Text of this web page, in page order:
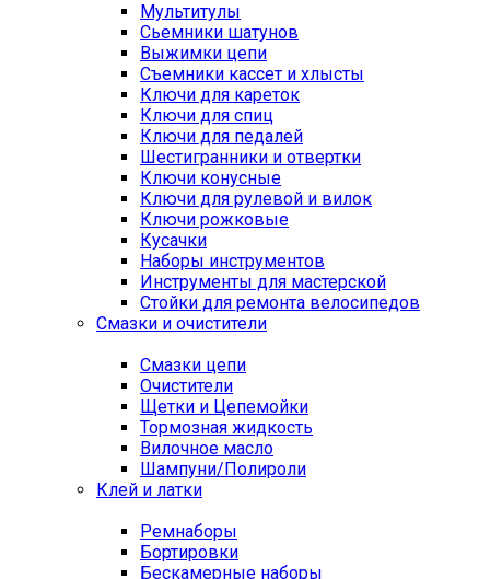
Мультитулы
Сьемники шатунов
Выжимки цепи
Съемники кассет и хлысты
Ключи для кареток
Ключи для спиц
Ключи для педалей
Шестигранники и отвертки
Ключи конусные
Ключи для рулевой и вилок
Ключи рожковые
Кусачки
Наборы инструментов
Инструменты для мастерской
Стойки для ремонта велосипедов
Смазки и очистители
Смазки цепи
Очистители
Щетки и Цепемойки
Тормозная жидкость
Вилочное масло
Шампуни/Полироли
Клей и латки
Ремнаборы
Бортировки
Бескамерные наборы